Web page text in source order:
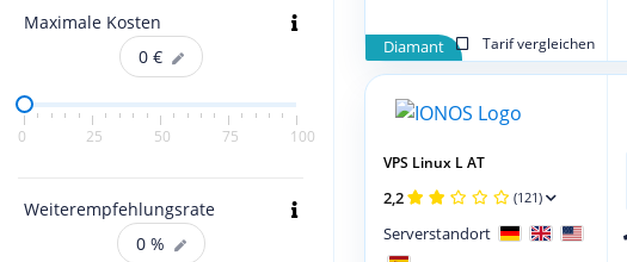
Maximale Kosten
0 €
0 25 50 75 100
Weiterempfehlungsrate
0 %
Diamant Tarif vergleichen
VPS Linux L AT
2,2 (121)
Serverstandort